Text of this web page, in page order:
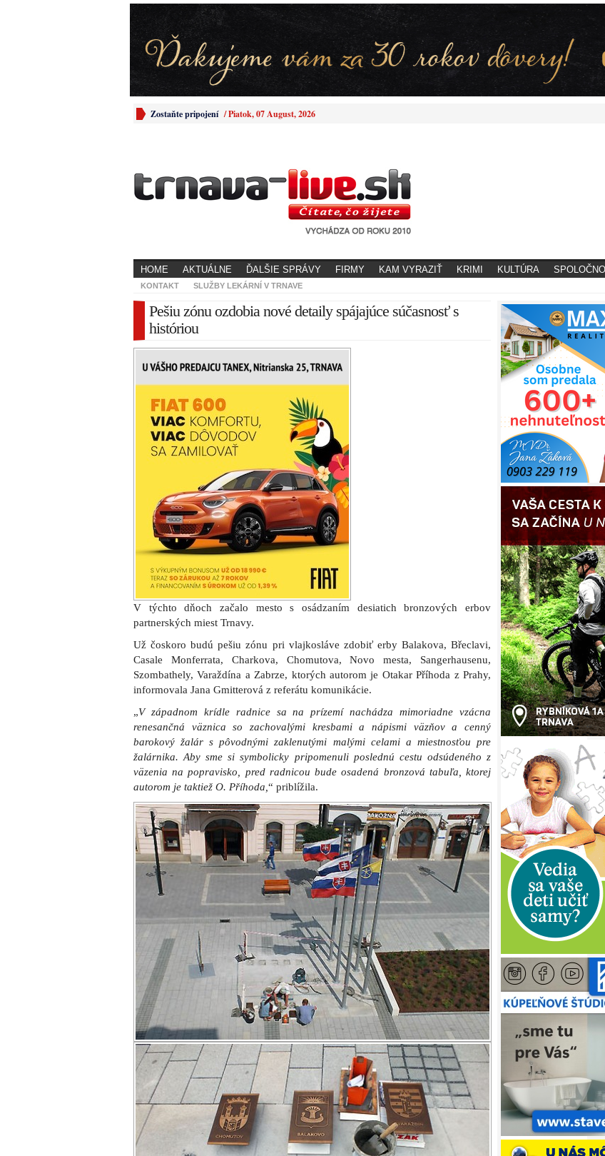
Zostaňte pripojení /Piatok, 07 August, 2026
HOME AKTUÁLNE ĎALŠIE SPRÁVY FIRMY KAM VYRAZIŤ KRIMI KULTÚRA
KONTAKT SLUŽBY LEKÁRNÍ V TRNAVE
Pešiu zónu ozdobia nové detaily spájajúce súčasnosť s
históriou
V týchto dňoch začalo mesto s osádzaním desiatich bronzových erbov
partnerských miest Trnavy.
Už čoskoro budú pešiu zónu pri vlajkosláve zdobiť erby Balakova, Břeclavi,
Casale Monferrata, Charkova, Chomutova, Novo mesta, Sangerhausenu,
Szombathely, Varaždína a Zabrze, ktorých autorom je Otakar Příhoda z Prahy,
informovala Jana Gmitterová z referátu komunikácie.
„V západnom krídle radnice sa na prízemí nachádza mimoriadne vzácna
renesančná väznica so zachovalými kresbami a nápismi väzňov a cenný
barokový žalár s pôvodnými zaklenutými malými celami a miestnosťou pre
žalárnika. Aby sme si symbolicky pripomenuli poslednú cestu odsúdeného z
väzenia na popravisko, pred radnicou bude osadená bronzová tabuľa, ktorej
autorom je taktiež O. Příhoda, “ priblížila.